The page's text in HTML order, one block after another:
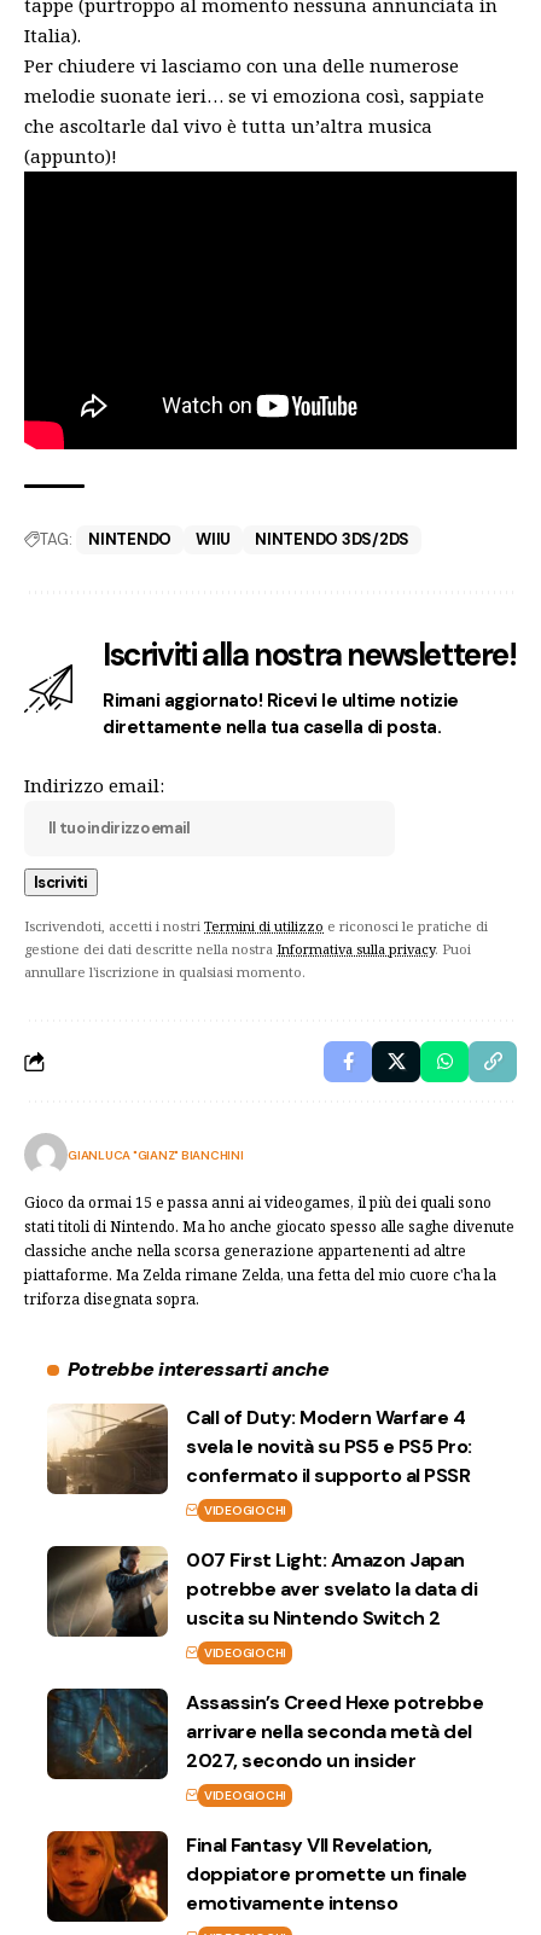
Italia).
Per chiudere vi lasciamo con una delle numerose
melodie suonate ieri… se vi emoziona così, sappiate
che ascoltarle dal vivo è tutta un’altra musica
(appunto)!
TAG: NINTENDO WIIU NINTENDO 3DS/2DS
Iscriviti alla nostra newslettere!
Rimani aggiornato! Ricevi le ultime notizie
direttamente nella tua casella di posta.
Indirizzo email:
Iscrivendoti, accetti i nostri Termini di utilizzo e riconosci le pratiche di
gestione dei dati descritte nella nostra Informativa sulla privacy. Puoi
annullare l'iscrizione in qualsiasi momento.
GIANLUCA "GIANZ" BIANCHINI
Gioco da ormai 15 e passa anni ai videogames, il più dei quali sono
stati titoli di Nintendo. Ma ho anche giocato spesso alle saghe divenute
classiche anche nella scorsa generazione appartenenti ad altre
piattaforme. Ma Zelda rimane Zelda, una fetta del mio cuore c'ha la
triforza disegnata sopra.
Potrebbe interessarti anche
Call of Duty: Modern Warfare 4
svela le novità su PS5 e PS5 Pro:
confermato il supporto al PSSR
VIDEOGIOCHI
007 First Light: Amazon Japan
potrebbe aver svelato la data di
uscita su Nintendo Switch 2
VIDEOGIOCHI
Assassin’s Creed Hexe potrebbe
arrivare nella seconda metà del
2027, secondo un insider
VIDEOGIOCHI
Final Fantasy VII Revelation,
doppiatore promette un finale
emotivamente intenso